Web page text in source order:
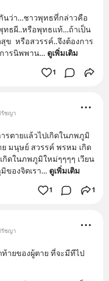
ว่า...ชาวพุทธที่กล่าวคือ
ธผี..หรือพุทธแท้...ถ้าเป็น
หรือสวรรค์..จึงต้องการ
ารนิพพาน... ดูเพิ่มเติม
1
รัชญา
รตายแล้วไปเกิดในภพภูมิ
ย มนุษย์ สวรรค์ พรหม เกิด
ดในภพภูมิใหม่ๆๆๆๆ เวียน
ของจิตเรา... ดูเพิ่มเติม
1 1
รัชญา
ายของผู้ตาย ที่จะมีทีไป